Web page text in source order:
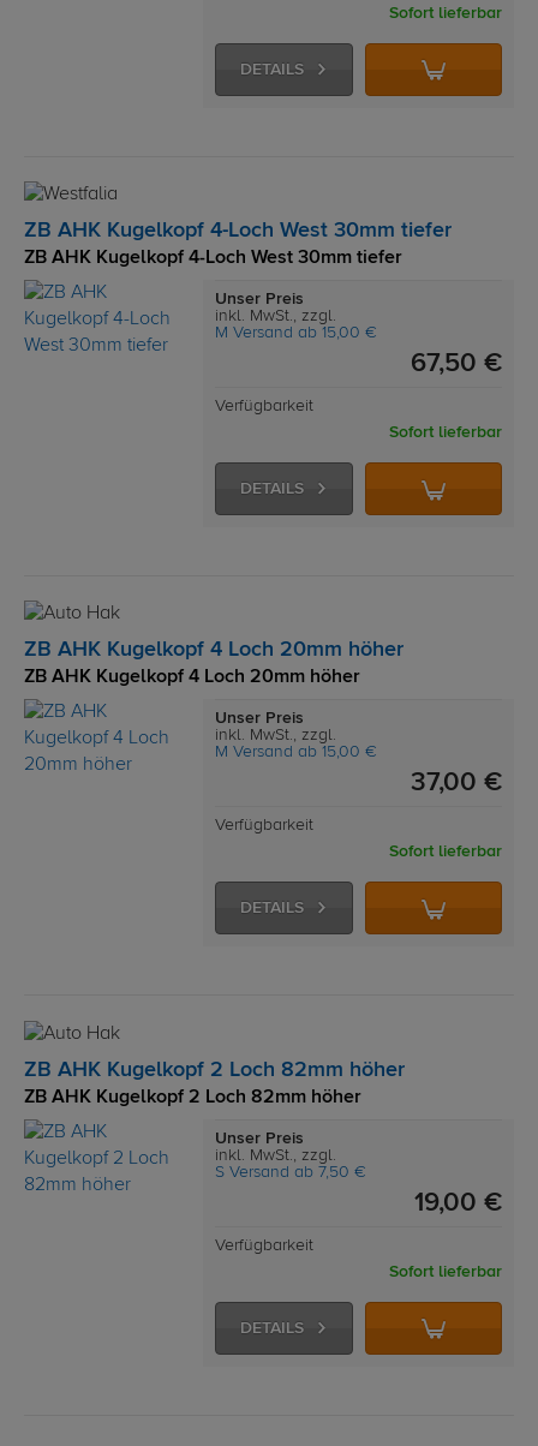
Sofort lieferbar
DETAILS
ZB AHK Kugelkopf 4-Loch West 30mm tiefer
ZB AHK Kugelkopf 4-Loch West 30mm tiefer
Unser Preis
inkl. MwSt., zzgl.
M Versand ab 15,00 €
67,50 €
Verfügbarkeit
Sofort lieferbar
DETAILS
ZB AHK Kugelkopf 4 Loch 20mm höher
ZB AHK Kugelkopf 4 Loch 20mm höher
Unser Preis
inkl. MwSt., zzgl.
M Versand ab 15,00 €
37,00 €
Verfügbarkeit
Sofort lieferbar
DETAILS
ZB AHK Kugelkopf 2 Loch 82mm höher
ZB AHK Kugelkopf 2 Loch 82mm höher
Unser Preis
inkl. MwSt., zzgl.
S Versand ab 7,50 €
19,00 €
Verfügbarkeit
Sofort lieferbar
DETAILS